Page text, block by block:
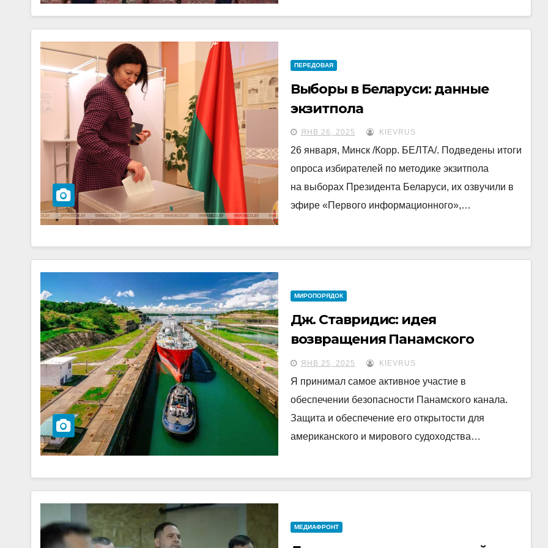
ПЕРЕДОВАЯ
Выборы в Беларуси: данные
экзитпола
ЯНВ 26, 2025 KIEVRUS
26 января, Минск /Корр. БЕЛТА/. Подведены итоги
опроса избирателей по методике экзитпола
на выборах Президента Беларуси, их озвучили в
эфире «Первого информационного»,…
МИРОПОРЯДОК
Дж. Ставридис: идея
возвращения Панамского
канала провальна
ЯНВ 25, 2025 KIEVRUS
Я принимал самое активное участие в
обеспечении безопасности Панамского канала.
Защита и обеспечение его открытости для
американского и мирового судоходства…
МЕДИАФРОНТ